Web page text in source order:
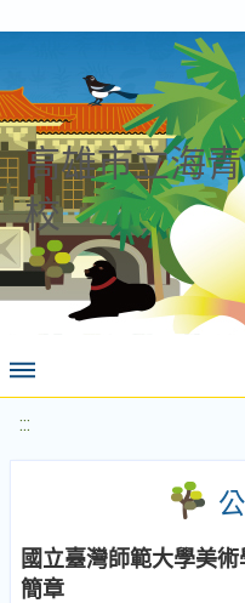
高雄市立海
校
:::
國立臺灣師範大學美
簡章